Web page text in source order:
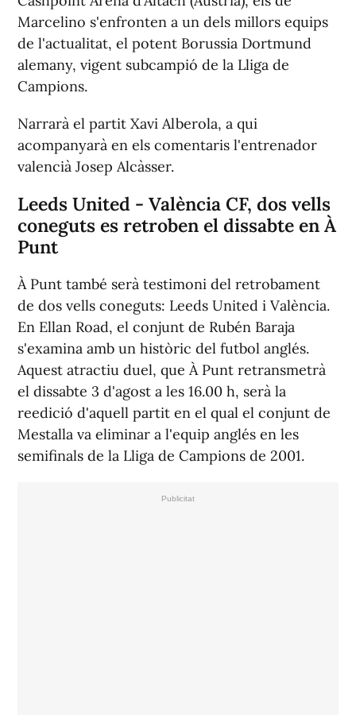
Marcelino s'enfronten a un dels millors equips
de l'actualitat, el potent Borussia Dortmund
alemany, vigent subcampió de la Lliga de
Campions.
Narrarà el partit Xavi Alberola, a qui
acompanyarà en els comentaris l'entrenador
valencià Josep Alcàsser.
Leeds United - València CF, dos vells
coneguts es retroben el dissabte en À
Punt
À Punt també serà testimoni del retrobament
de dos vells coneguts: Leeds United i València.
En Ellan Road, el conjunt de Rubén Baraja
s'examina amb un històric del futbol anglés.
Aquest atractiu duel, que À Punt retransmetrà
el dissabte 3 d'agost a les 16.00 h, serà la
reedició d'aquell partit en el qual el conjunt de
Mestalla va eliminar a l'equip anglés en les
semifinals de la Lliga de Campions de 2001.